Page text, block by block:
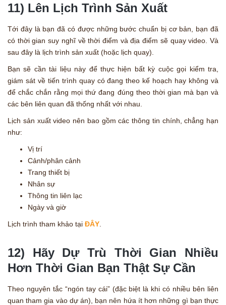
11) Lên Lịch Trình Sản Xuất
Tới đây là bạn đã có được những bước chuẩn bị cơ bản, bạn đã
có thời gian suy nghĩ về thời điểm và địa điểm sẽ quay video. Và
sau đây là lịch trình sản xuất (hoặc lịch quay).
Bạn sẽ cần tài liệu này để thực hiện bất kỳ cuộc gọi kiểm tra,
giám sát về tiến trình quay có đang theo kế hoạch hay không và
để chắc chắn rằng mọi thứ đang đúng theo thời gian mà bạn và
các bên liên quan đã thống nhất với nhau.
Lịch sản xuất video nên bao gồm các thông tin chính, chẳng hạn
như:
Vị trí
Cảnh/phân cảnh
Trang thiết bị
Nhân sự
Thông tin liên lạc
Ngày và giờ
Lịch trình tham khảo tại ĐÂY
12) Hãy Dự Trù Thời Gian Nhiều
Hơn Thời Gian Bạn Thật Sự Cần
Theo nguyên tắc “ngón tay cái” (đặc biệt là khi có nhiều bên liên
quan tham gia vào dự án), bạn nên hứa ít hơn những gì bạn thực